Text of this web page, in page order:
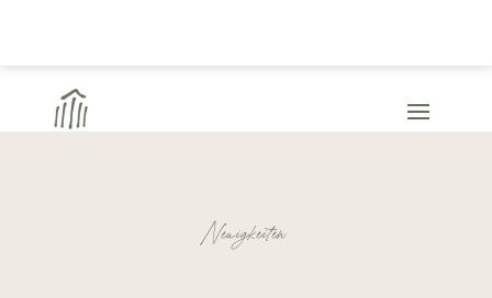
Neuigkeiten